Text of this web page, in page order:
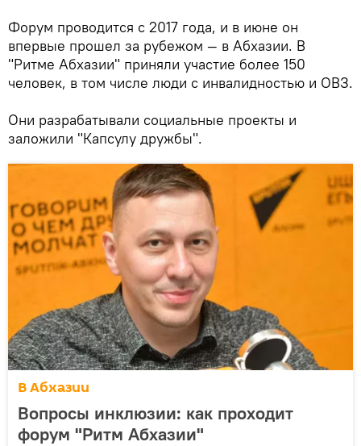
Форум проводится с 2017 года, и в июне он
впервые прошел за рубежом — в Абхазии. В
"Ритме Абхазии" приняли участие более 150
человек, в том числе люди с инвалидностью и ОВЗ.
Они разрабатывали социальные проекты и
заложили "Капсулу дружбы".
В Абхазии
Вопросы инклюзии: как проходит
форум "Ритм Абхазии"